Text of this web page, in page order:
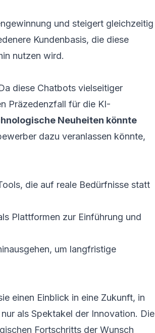
und steigert gleichzeitig
Kundenbasis, die diese
nutzen wird.
diese Chatbots vielseitiger
Präzedenzfall für die KI-
Neuheiten könnte
dazu veranlassen könnte,
die auf reale Bedürfnisse statt
Plattformen zur Einführung und
um langfristige
einen Einblick in eine Zukunft, in
als Spektakel der Innovation. Die
Fortschritts der Wunsch